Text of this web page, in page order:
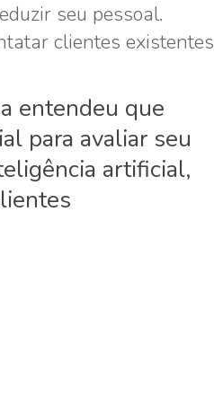
seu pessoal.
clientes existentes
entendeu que
para avaliar seu
artificial,